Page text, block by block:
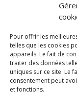
Pour offrir les
telles que les cookies
appareils. Le fait de
traiter des données
uniques sur ce site. Le
consentement peut
et fonctions.